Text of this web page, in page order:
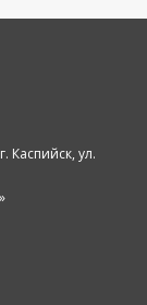
Каспийск, ул.